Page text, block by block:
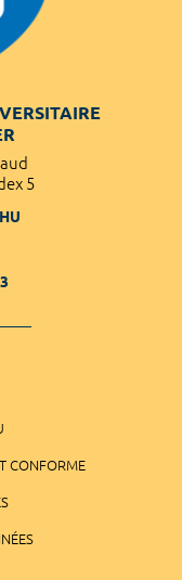
5
CONFORME